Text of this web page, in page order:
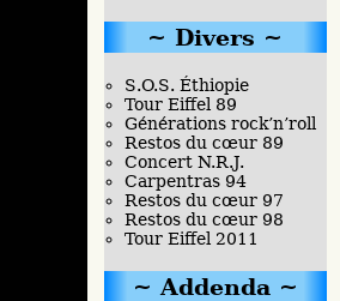
Divers
S.O.S. Éthiopie
Tour Eiffel 89
Générations rock’n’roll
Restos du cœur 89
Concert N.R.J.
Carpentras 94
Restos du cœur 97
Restos du cœur 98
Tour Eiffel 2011
Addenda